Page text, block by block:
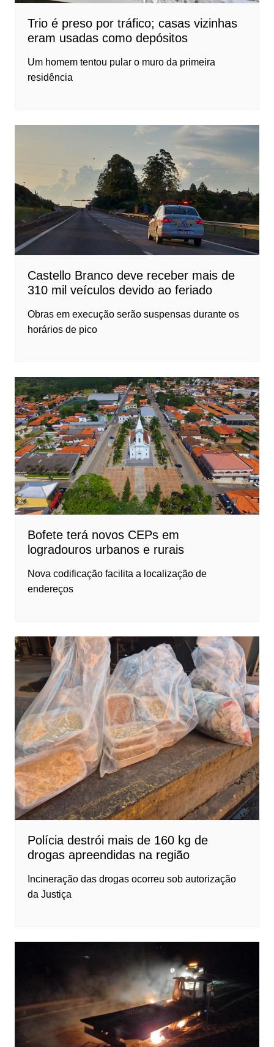
Trio é preso por tráfico; casas vizinhas
eram usadas como depósitos
Um homem tentou pular o muro da primeira
residência
Castello Branco deve receber mais de
310 mil veículos devido ao feriado
Obras em execução serão suspensas durante os
horários de pico
Bofete terá novos CEPs em
logradouros urbanos e rurais
Nova codificação facilita a localização de
endereços
Polícia destrói mais de 160 kg de
drogas apreendidas na região
Incineração das drogas ocorreu sob autorização
da Justiça